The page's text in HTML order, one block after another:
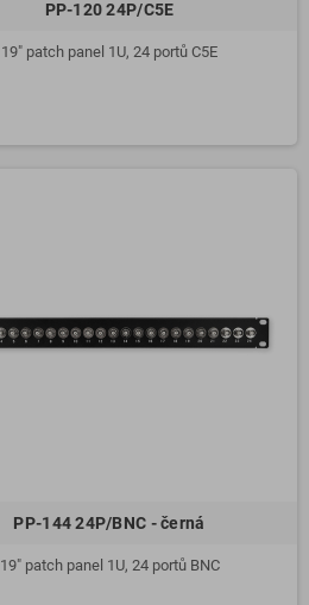
PP-120 24P/C5E
19" patch panel 1U, 24 portů C5E
PP-144 24P/BNC - černá
19" patch panel 1U, 24 portů BNC